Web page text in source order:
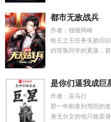
都市无敌战兵
作者：独狼阿峰
枪王之王任务失败回
的背叛同学的奚落，
是你们逼我成巨
作者：巫马行
那一年刚拿到驾照的
身无分文的他只能卖